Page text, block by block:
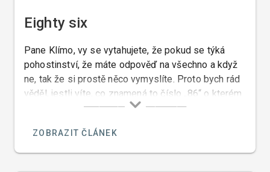
Eighty six
Pane Klímo, vy se vytahujete, že pokud se týká
pohostinství, že máte odpověď na všechno a když
ne, tak že si prostě něco vymyslíte. Proto bych rád
věděl, jestli víte, co znamená to číslo „86“ o kterém
se v jednom svém pořadu „Ano šéfe“ zmínil pan
znamená, že když je něco, nebo někdo „na odstřel“
že se řekne „eighty six“.
ZOBRAZIT ČLÁNEK